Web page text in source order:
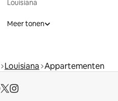
Louisiana
Meer tonen
Louisiana Appartementen